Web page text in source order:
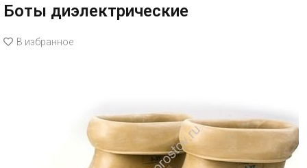
Боты диэлектрические
В избранное